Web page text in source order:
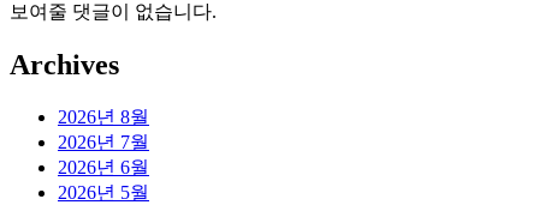
보여줄 댓글이 없습니다.
Archives
2026년 8월
2026년 7월
2026년 6월
2026년 5월